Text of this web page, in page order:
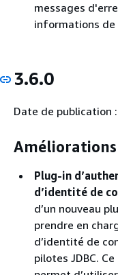
messages
informations de
3.6.0
Date de publication
Améliorations
Plug-in
d’identité de
d’un nouveau
prendre en
d’identité de
pilotes JDBC.